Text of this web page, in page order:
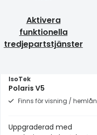
Aktivera
funktionella
tredjepartstjänster
IsoTek
Polaris V5
Finns för visning / hemlån
Uppgraderad med